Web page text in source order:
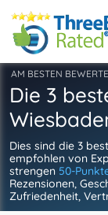
AM BESTEN
Die 3
Dies sind die 3
empfohlen von
strengen 50-
Rezensionen,
Zufriedenheit,